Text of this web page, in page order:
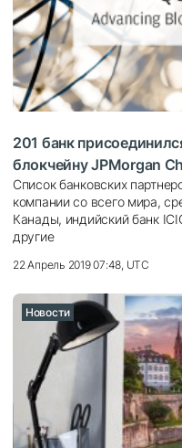
201 банк
блокчейну JPMorgan
Список банковских
компании со всего мира,
Канады, индийский банк
другие
22 Апрель 2019 07:48, UTC
Новости